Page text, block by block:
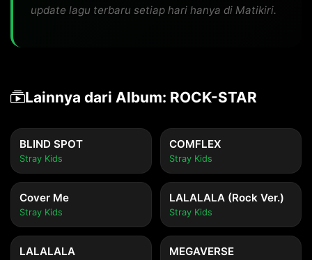
update lagu terbaru setiap hari hanya di Matikiri.
Lainnya dari Album: ROCK-STAR
BLIND SPOT
Stray Kids
COMFLEX
Stray Kids
Cover Me
Stray Kids
LALALALA (Rock Ver.)
Stray Kids
LALALALA MEGAVERSE